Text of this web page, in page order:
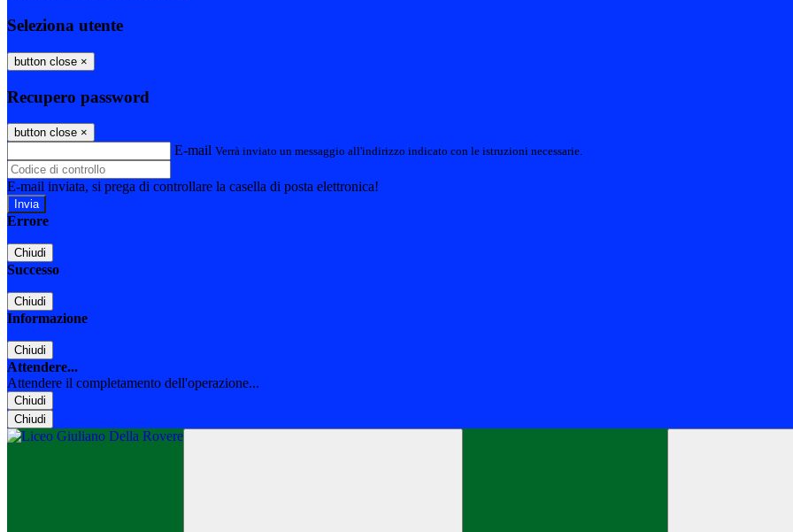
Seleziona utente
button close ×
Recupero password
button close ×
E-mail Verrà inviato un messaggio all'indirizzo indicato con le istruzioni necessarie.
E-mail inviata, si prega di controllare la casella di posta elettronica!
Errore
Chiudi
Successo
Chiudi
Informazione
Chiudi
Attendere...
Attendere il completamento dell'operazione...
Chiudi
Chiudi